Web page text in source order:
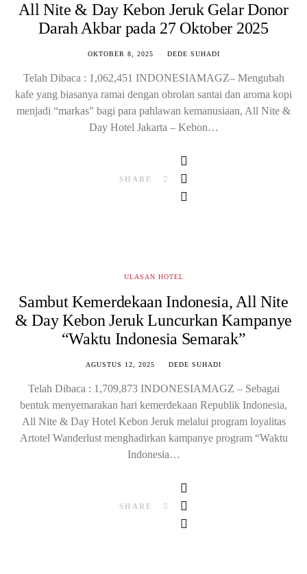
All Nite & Day Kebon Jeruk Gelar Donor
Darah Akbar pada 27 Oktober 2025
OKTOBER 8, 2025 DEDE SUHADI
Telah Dibaca : 1,062,451 INDONESIAMAGZ– Mengubah
kafe yang biasanya ramai dengan obrolan santai dan aroma kopi
menjadi “markas” bagi para pahlawan kemanusiaan, All Nite &
Day Hotel Jakarta – Kebon…
SHARE
ULASAN HOTEL
Sambut Kemerdekaan Indonesia, All Nite
& Day Kebon Jeruk Luncurkan Kampanye
“Waktu Indonesia Semarak”
AGUSTUS 12, 2025 DEDE SUHADI
Telah Dibaca : 1,709,873 INDONESIAMAGZ – Sebagai
bentuk menyemarakan hari kemerdekaan Republik Indonesia,
All Nite & Day Hotel Kebon Jeruk melalui program loyalitas
Artotel Wanderlust menghadirkan kampanye program “Waktu
Indonesia…
SHARE